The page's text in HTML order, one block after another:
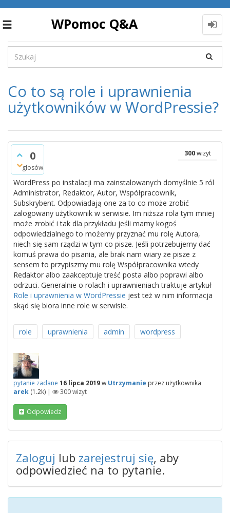
Toggle
WPomoc Q&A
Co to są role i uprawnienia
użytkowników w WordPressie?
0
głosów
300wizyt
WordPress po instalacji ma zainstalowanych domyślnie 5 ról
Administrator, Redaktor, Autor, Współpracownik,
Subskrybent. Odpowiadają one za to co może zrobić
zalogowany użytkownik w serwisie. Im niższa rola tym mniej
może zrobić i tak dla przykładu jeśli mamy kogoś
odpowiedzialnego to możemy przyznać mu rolę Autora,
niech się sam rządzi w tym co pisze. Jeśli potrzebujemy dać
komuś prawa do pisania, ale brak nam wiary że pisze z
sensem to przypiszmy mu rolę Współpracownika wtedy
Redaktor albo zaakceptuje treść posta albo poprawi albo
odrzuci. Generalnie o rolach i uprawnieniach traktuje artykuł
Role i uprawnienia w WordPressie jest też w nim informacja
skąd się biora inne role w serwisie.
role uprawnienia admin wordpress
pytanie zadane 16 lipca 2019w Utrzymanie przez użytkownika
arek (1.2k) | 300wizyt
Odpowiedz
Zaloguj lub zarejestruj się, aby
odpowiedzieć na to pytanie.